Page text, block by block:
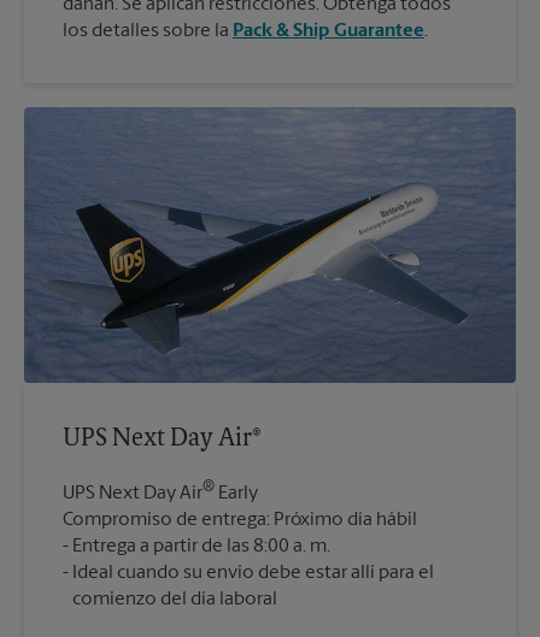
dañan. Se aplican restricciones. Obtenga todos
los detalles sobre la Pack & Ship Guarantee.
UPS Next Day Air®
UPS Next Day Air® Early
Compromiso de entrega: Próximo día hábil
Entrega a partir de las 8:00 a. m.
Ideal cuando su envío debe estar allí para el